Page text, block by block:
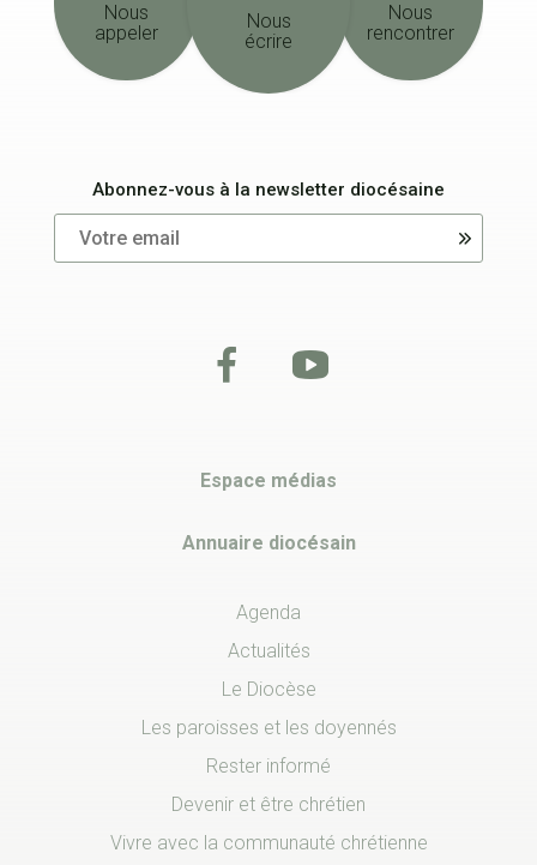
Nous
appeler
Nous
écrire
Nous
rencontrer
Abonnez-vous à la newsletter diocésaine
Espace médias
Annuaire diocésain
Agenda
Actualités
Le Diocèse
Les paroisses et les doyennés
Rester informé
Devenir et être chrétien
Vivre avec la communauté chrétienne